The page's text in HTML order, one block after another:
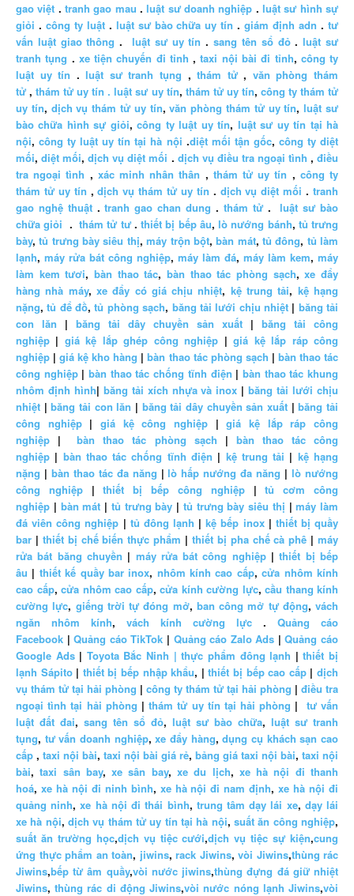
gao việt .tranh gao mau .luật sư doanh nghiệp .luật sư hình sự
giỏi . công ty luật. luật sư bào chữa uy tín .giám định adn .tư
vấn luật giao thông . luật sư uy tín .sang tên sổ đỏ.luật sư
tranh tụng . xe tiện chuyến đi tỉnh ,taxi nội bài đi tỉnh, công ty
luật uy tín .luật sư tranh tụng ,thám tử, văn phòng thám
tử ,thám tử uy tín . luật sư uy tín, thám tử uy tín, công ty thám tử
uy tín, dịch vụ thám tử uy tín,văn phòng thám tử uy tín,luật sư
bào chữa hình sự giỏi,công ty luật uy tín, luật sư uy tín tại hà
nội,công ty luật uy tín tại hà nội .diệt mối tận gốc, công ty diệt
mối,diệt mối,dịch vụ diệt mối . dịch vụ điều tra ngoại tình ,điều
tra ngoại tình , xác minh nhân thân , thám tử uy tín , công ty
thám tử uy tín ,dịch vụ thám tử uy tín . dịch vụ diệt mối .tranh
gao nghệ thuật.tranh gao chan dung . thám tử.luật sư bào
chữa giỏi .thám tử tư.thiết bị bếp âu,lò nướng bánh, tủ trưng
bày,tủ trưng bày siêu thị,máy trộn bột,bàn mát, tủ đông, tủ làm
lạnh, máy rửa bát công nghiệp, máy làm đá, máy làm kem, máy
làm kem tươi,bàn thao tác,bàn thao tác phòng sạch,xe đẩy
hàng nhà máy, xe đẩy có giá chịu nhiệt, kệ trung tải, kệ hạng
nặng,tủ để đồ,tủ phòng sạch, băng tải lưới chịu nhiệt| băng tải
con lăn | băng tải dây chuyền sản xuất | băng tải công
nghiệp | giá kệ lắp ghép công nghiệp |giá kệ lắp ráp công
nghiệp |giá kệ kho hàng |bàn thao tác phòng sạch | bàn thao tác
công nghiệp|bàn thao tác chống tĩnh điện | bàn thao tác khung
nhôm định hình| băng tải xích nhựa và inox |băng tải lưới chịu
nhiệt |băng tải con lăn | băng tải dây chuyền sản xuất |băng tải
công nghiệp|giá kệ công nghiệp |giá kệ lắp ráp công
nghiệp |bàn thao tác phòng sạch | bàn thao tác công
nghiệp | bàn thao tác chống tĩnh điện | kệ trung tải | kệ hạng
nặng | bàn thao tác đa năng |lò hấp nướng đa năng |lò nướng
công nghiệp|thiết bị bếp công nghiệp|tủ cơm công
nghiệp | bàn mát | tủ trưng bày | tủ trưng bày siêu thị |máy làm
đá viên công nghiệp | tủ đông lạnh |kệ bếp inox| thiết bị quầy
bar | thiết bị chế biến thực phẩm | thiết bị pha chế cà phê | máy
rửa bát băng chuyền | máy rửa bát công nghiệp|thiết bị bếp
âu | thiết kế quầy bar inox, nhôm kính cao cấp,cửa nhôm kính
cao cấp, cửa nhôm cao cấp, cửa kính cường lực, cầu thang kính
cường lực, giếng trời tự đóng mở, ban công mở tự động, vách
ngăn nhôm kính, vách kính cường lực . Quảng cáo
Facebook |Quảng cáo TikTok | Quảng cáo Zalo Ads |Quảng cáo
Google Ads| Toyota Bắc Ninh | thực phẩm đông lạnh |thiết bị
lạnh Sápito | thiết bị bếp nhập khẩu, |thiết bị bếp cao cấp|dịch
vụ thám tử tại hải phòng | công ty thám tử tại hải phòng | điều tra
ngoại tình tại hải phòng |thám tử uy tín tại hải phòng | tư vấn
luật đất đai, sang tên sổ đỏ, luật sư bào chữa, luật sư tranh
tụng, tư vấn doanh nghiệp,xe đẩy hàng,dụng cụ khách sạn cao
cấp , taxi nội bài, taxi nội bài giá rẻ, bảng giá taxi nội bài, taxi nội
bài,taxi sân bay,xe sân bay,xe du lịch, xe hà nội đi thanh
hoá, xe hà nội đi ninh bình, xe hà nội đi nam định,xe hà nội đi
quảng ninh,xe hà nội đi thái bình, trung tâm dạy lái xe, dạy lái
xe hà nội,dịch vụ thám tử uy tín tại hà nội,suất ăn công nghiệp,
suất ăn trường học,dịch vụ tiệc cưới,dịch vụ tiệc sự kiện,cung
ứng thực phẩm an toàn, jiwins, rack Jiwins, vòi Jiwins,thùng rác
Jiwins,bếp từ âm quầy,vòi nước jiwins,thùng đựng đá giữ nhiệt
Jiwins,thùng rác di động Jiwins,vòi nước nóng lạnh Jiwins,vòi